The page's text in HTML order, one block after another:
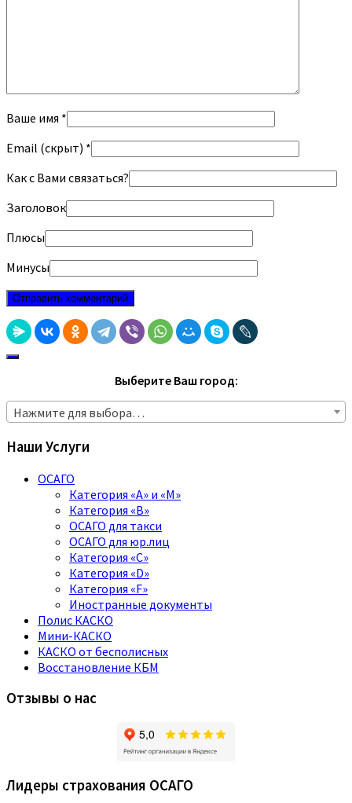
Ваше имя *
Email (скрыт) *
Как с Вами связаться?
Заголовок
Плюсы
Минусы
Выберите Ваш город:
Нажмите для выбора…
Наши Услуги
ОСАГО
Категория «A» и «M»
Категория «B»
ОСАГО для такси
ОСАГО для юр.лиц
Категория «C»
Категория «D»
Категория «F»
Иностранные документы
Полис КАСКО
Мини-КАСКО
КАСКО от бесполисных
Восстановление КБМ
Отзывы о нас
Лидеры страхования ОСАГО